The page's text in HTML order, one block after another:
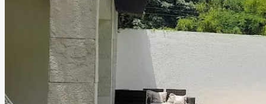
Hamptons Cancún
Cancún, Quintana Roo
Información